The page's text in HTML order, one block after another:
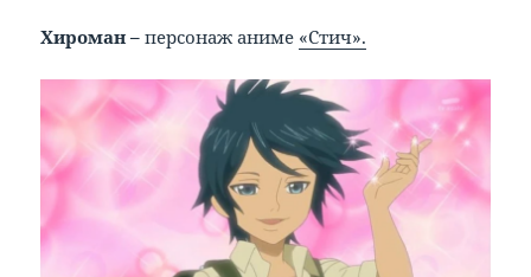
Хироман –персонаж аниме «Стич».